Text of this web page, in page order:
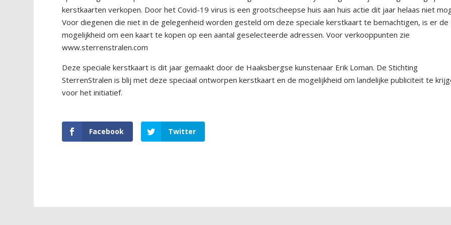
kerstkaarten verkopen. Door het Covid-19 virus is een grootscheepse huis aan huis actie dit jaar helaas niet
Voor diegenen die niet in de gelegenheid worden gesteld om deze speciale kerstkaart te bemachtigen, is er de
mogelijkheid om een kaart te kopen op een aantal geselecteerde adressen. Voor verkooppunten zie
www.sterrenstralen.com
Deze speciale kerstkaart is dit jaar gemaakt door de Haaksbergse kunstenaar Erik Loman. De Stichting
SterrenStralen is blij met deze speciaal ontworpen kerstkaart en de mogelijkheid om landelijke publiciteit te
voor het initiatief.
Facebook Twitter